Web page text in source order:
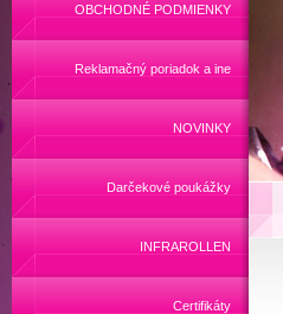
OBCHODNÉ PODMIENKY
Reklamačný poriadok a ine
NOVINKY
Darčekové poukážky
INFRAROLLEN
Certifikáty